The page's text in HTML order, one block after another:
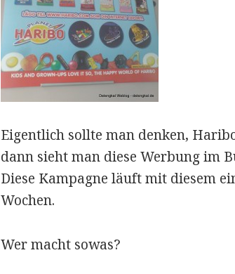
Eigentlich sollte man denken,
dann sieht man diese Werbung im
Diese Kampagne läuft mit diesem
Wochen.
Wer macht sowas?